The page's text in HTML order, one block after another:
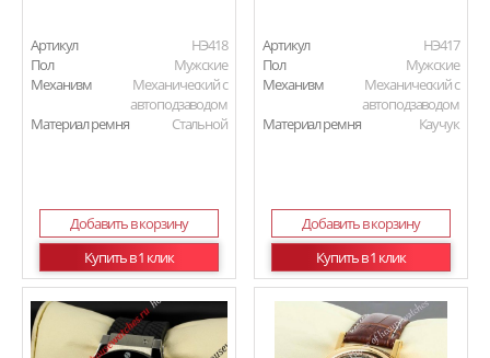
Артикул
HЭ418
Пол
Мужские
Механизм
Механический с
автоподзаводом
Материал ремня
Стальной
Добавить в корзину
Купить в 1 клик
Артикул
HЭ417
Пол
Мужские
Механизм
Механический с
автоподзаводом
Материал ремня
Каучук
Добавить в корзину
Купить в 1 клик